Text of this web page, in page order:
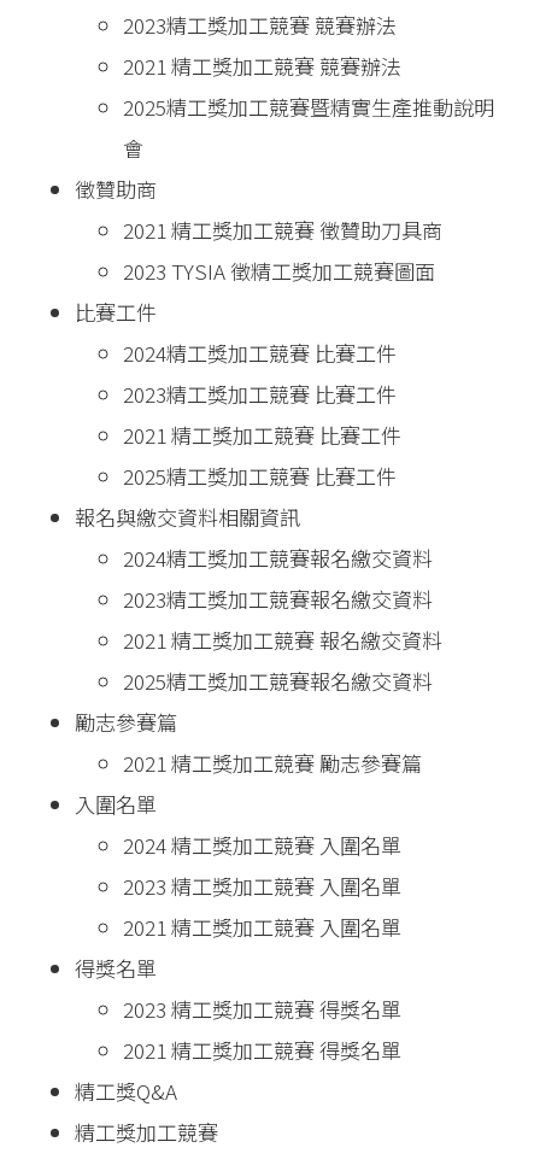
2023精工獎加工競賽 競賽辦法
2021 精工獎加工競賽 競賽辦法
2025精工獎加工競賽暨精實生產推動說明
會
徵贊助商
2021 精工獎加工競賽 徵贊助刀具商
2023 TYSIA 徵精工獎加工競賽圖面
比賽工件
2024精工獎加工競賽 比賽工件
2023精工獎加工競賽 比賽工件
2021 精工獎加工競賽 比賽工件
2025精工獎加工競賽 比賽工件
報名與繳交資料相關資訊
2024精工獎加工競賽報名繳交資料
2023精工獎加工競賽報名繳交資料
2021 精工獎加工競賽 報名繳交資料
2025精工獎加工競賽報名繳交資料
勵志參賽篇
2021 精工獎加工競賽 勵志參賽篇
入圍名單
2024 精工獎加工競賽 入圍名單
2023 精工獎加工競賽 入圍名單
2021 精工獎加工競賽 入圍名單
得獎名單
2023 精工獎加工競賽 得獎名單
2021 精工獎加工競賽 得獎名單
精工獎Q&A
精工獎加工競賽